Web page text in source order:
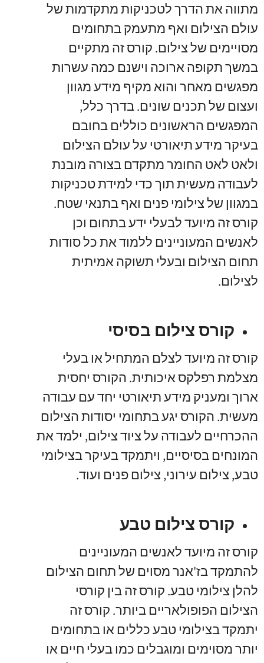
מתווה את הדרך לטכניקות מתקדמות של
עולם הצילום ואף מתעמק בתחומים
מסויימים של צילום. קורס זה מתקיים
במשך תקופה ארוכה וישנם כמה עשרות
מפגשים מאחר והוא מקיף מידע מגוון
ועצום של תכנים שונים. בדרך כלל,
המפגשים הראשונים כוללים בחובם
בעיקר מידע תיאורטי על עולם הצילום
ולאט לאט החומר מתקדם בצורה מובנת
לעבודה מעשית תוך כדי למידת טכניקות
במגוון של צילומי פנים ואף בתנאי שטח.
קורס זה מיועד לבעלי ידע בתחום וכן
לאנשים המעוניינים ללמוד את כל סודות
תחום הצילום ובעלי תשוקה אמיתית
לצילום.
קורס צילום בסיסי
קורס זה מיועד לצלם המתחיל או בעלי
מצלמת רפלקס איכותית. הקורס יחסית
ארוך ומעניק מידע תיאורטי יחד עם עבודה
מעשית. הקורס יגע בתחומי יסודות הצילום
ההכרחיים לעבודה על ציוד צילום, ילמד את
המונחים בסיסיים, ויתמקד בעיקר בצילומי
טבע, צילום עירוני, צילום פנים ועוד.
קורס צילום טבע
קורס זה מיועד לאנשים המעוניינים
להתמקד בז'אנר מסוים של תחום הצילום
להלן צילומי טבע. קורס זה בין קורסי
הצילום הפופולאריים ביותר. קורס זה
יתמקד בצילומי טבע כללים או בתחומים
יותר מסוימים ומוגבלים כמו בעלי חיים או